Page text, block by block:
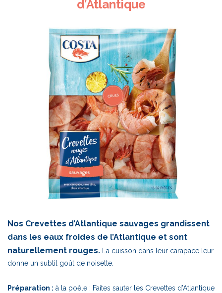
d’Atlantique
Nos Crevettes d’Atlantique sauvages grandissent
dans les eaux froides de l’Atlantique et sont
naturellement rouges.
La cuisson dans leur carapace leur
donne un subtil goût de noisette.
Préparation : à la poêle : Faites sauter les Crevettes d’Atlantique